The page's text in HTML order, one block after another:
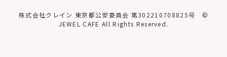
株式会社クレイン 東京都公安委員会 第302210708825号 ©
JEWEL CAFE All Rights Reserved.